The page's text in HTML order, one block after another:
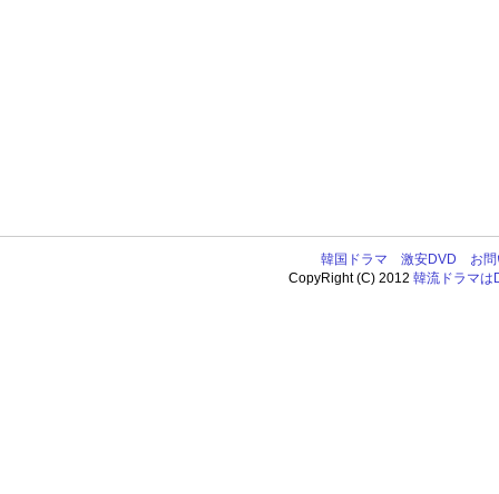
韓国ドラマ 激安DVD
お
CopyRight (C) 2012韓流ドラマは